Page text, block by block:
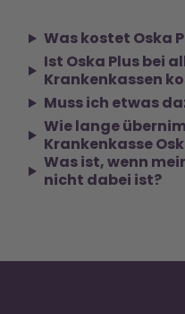
Was kostet Oska
Ist Oska Plus bei
Krankenkassen
Muss ich etwas
Wie lange
Krankenkasse
Was ist, wenn
nicht dabei ist?